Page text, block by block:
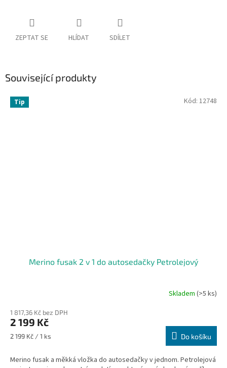
ZEPTAT SE HLÍDAT SDÍLET
Související produkty
Tip
Merino fusak 2 v 1 do autosedačky Petrolejový
Skladem (>5 ks)
1 817,36 Kč bez DPH
2 199 Kč
Měrná
2 199 Kč / 1 ks Do košíku
Merino fusak a měkká vložka do autosedačky v jednom. Petrolejová
Kód: 12748